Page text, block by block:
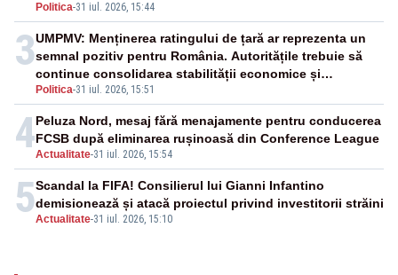
Politica-31 iul. 2026, 15:44
3
Politica-31 iul. 2026, 15:51
UMPMV: Menținerea ratingului de țară ar reprezenta un
semnal pozitiv pentru România. Autoritățile trebuie să
continue consolidarea stabilității economice și
financiare
4Actualitate-31 iul. 2026, 15:54
Peluza Nord, mesaj fără menajamente pentru conducerea
FCSB după eliminarea rușinoasă din Conference League
5Actualitate-31 iul. 2026, 15:10
Scandal la FIFA! Consilierul lui Gianni Infantino
demisionează și atacă proiectul privind investitorii străini